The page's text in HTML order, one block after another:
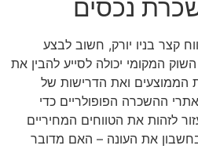
נכסים
קצר בניו יורק, חשוב לבצע
המקומי יכולה לסייע להבין את
הממוצעים ואת הדרישות של
ההשכרה הפופולריים כדי
לזהות את הטווחים המחיריים
את העונה – האם מדובר